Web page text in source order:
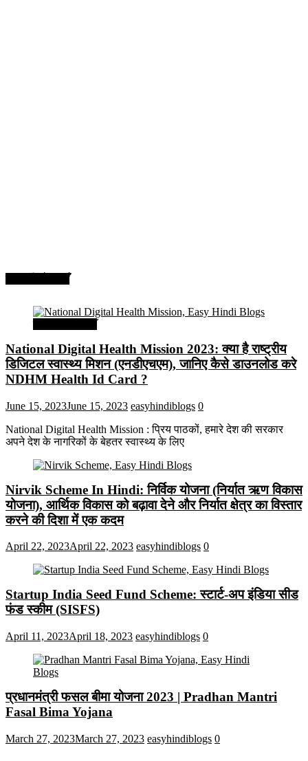
National Digital Health Mission 2023: क्या है राष्ट्रीय
डिजिटल स्वास्थ्य मिशन (एनडीएचएम), जानिए कैसे डाउनलोड करे
NDHM Health Id Card ?
June 15, 2023June 15, 2023 easyhindiblogs 0
National Digital Health Mission : प्रिय पाठकों, हमारे देश की सरकार
अपने देश के नागरिकों के बेहतर स्वास्थ्य के लिए
Nirvik Scheme In Hindi: निर्विक योजना (निर्यात ऋण विकास
योजना), आर्थिक विकास को बढ़ावा देने और निर्यात क्षेत्र का विस्तार
करने की दिशा में एक कदम
April 22, 2023April 22, 2023 easyhindiblogs 0
Startup India Seed Fund Scheme: स्टार्ट-अप इंडिया सीड
फंड स्कीम (SISFS)
April 11, 2023April 18, 2023 easyhindiblogs 0
प्रधानमंत्री फसल बीमा योजना 2023 | Pradhan Mantri
Fasal Bima Yojana
March 27, 2023March 27, 2023 easyhindiblogs 0